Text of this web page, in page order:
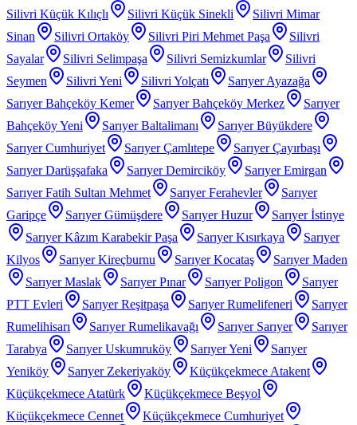
Silivri Küçük Kılıçlı
Silivri Küçük Sinekli
Silivri Mimar
Sinan
Silivri Ortaköy Silivri Piri Mehmet Paşa
Silivri
Sayalar
Silivri Selimpaşa Silivri Semizkumlar
Silivri
Seymen
Silivri Yeni Silivri Yolçatı
Sarıyer Ayazağa
Sarıyer Bahçeköy Kemer
Sarıyer Bahçeköy Merkez
Sarıyer
Bahçeköy Yeni
Sarıyer Baltalimanı
Sarıyer Büyükdere
Sarıyer Cumhuriyet
Sarıyer Çamlıtepe
Sarıyer Çayırbaşı
Sarıyer Darüşşafaka
Sarıyer Demirciköy
Sarıyer Emirgan
Sarıyer Fatih Sultan Mehmet
Sarıyer Ferahevler
Sarıyer
Garipçe
Sarıyer Gümüşdere Sarıyer Huzur
Sarıyer İstinye
Sarıyer Kâzım Karabekir Paşa
Sarıyer Kısırkaya
Sarıyer
Kilyos
Sarıyer Kireçburnu Sarıyer Kocataş
Sarıyer Maden
Sarıyer Maslak
Sarıyer Pınar Sarıyer Poligon
Sarıyer
PTT Evleri
Sarıyer Reşitpaşa Sarıyer Rumelifeneri
Sarıyer
Rumelihisarı
Sarıyer Rumelikavağı Sarıyer Sarıyer
Sarıyer
Tarabya
Sarıyer Uskumruköy Sarıyer Yeni
Sarıyer
Yeniköy
Sarıyer Zekeriyaköy
Küçükçekmece Atakent
Küçükçekmece Atatürk
Küçükçekmece Beşyol
Küçükçekmece Cennet
Küçükçekmece Cumhuriyet